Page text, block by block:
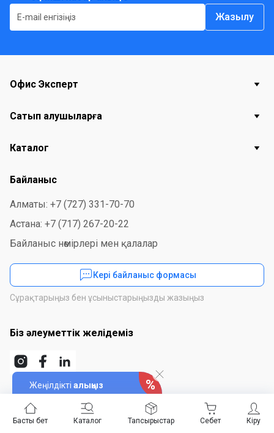
Басты бет Каталог Кіру
Тапсырыстар Себет
Жазылу
Жеңілдікті алыңыз
Офис Эксперт
Сатып алушыларға
Каталог
Байланыс
Алматы: +7 (727) 331-70-70
Астана: +7 (717) 267-20-22
Байланыс нөмірлері мен қалалар
Кері байланыс формасы
Сұрақтарыңыз бен ұсыныстарыңызды жазыңыз
Біз әлеуметтік желідеміз